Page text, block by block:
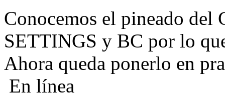
Conocemos el pineado del
SETTINGS y BC por lo
Ahora queda ponerlo en
En línea